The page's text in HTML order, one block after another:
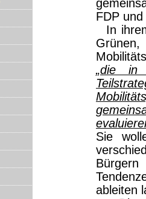
FDP
In
„die in
Sie
ableiten